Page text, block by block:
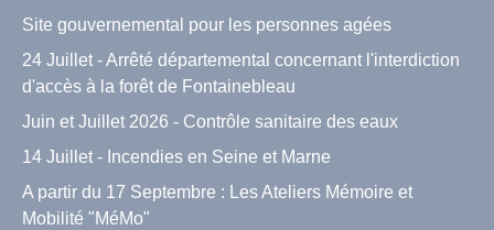
Site gouvernemental pour les personnes agées
24 Juillet - Arrêté départemental concernant l'interdiction
d'accès à la forêt de Fontainebleau
Juin et Juillet 2026 - Contrôle sanitaire des eaux
14 Juillet - Incendies en Seine et Marne
A partir du 17 Septembre : Les Ateliers Mémoire et
Mobilité "MéMo"